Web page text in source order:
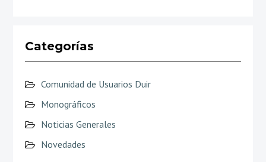
Categorías
Comunidad de Usuarios Duir
Monográficos
Noticias Generales
Novedades